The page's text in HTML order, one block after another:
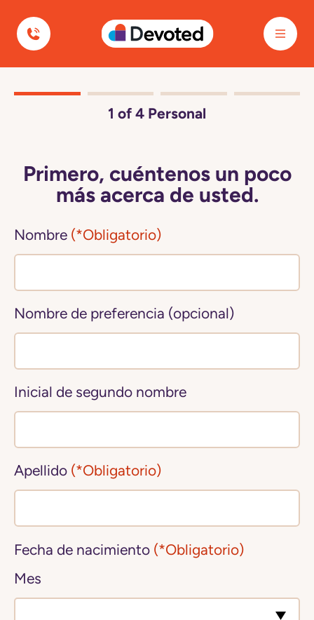
Devoted Health
1 of 4 Personal
Primero, cuéntenos un poco
más acerca de usted.
Nombre (*Obligatorio)
Nombre de preferencia (opcional)
Inicial de segundo nombre
Apellido (*Obligatorio)
Fecha de nacimiento (*Obligatorio)
Mes